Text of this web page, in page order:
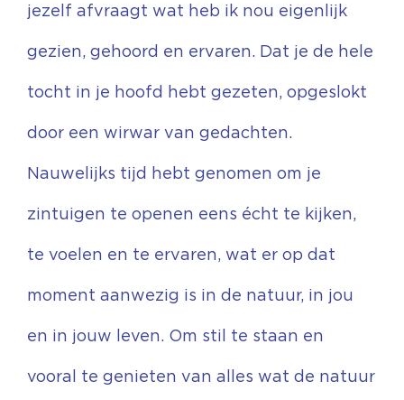
jezelf afvraagt wat heb ik nou eigenlijk
gezien, gehoord en ervaren. Dat je de hele
tocht in je hoofd hebt gezeten, opgeslokt
door een wirwar van gedachten.
Nauwelijks tijd hebt genomen om je
zintuigen te openen eens écht te kijken,
te voelen en te ervaren, wat er op dat
moment aanwezig is in de natuur, in jou
en in jouw leven. Om stil te staan en
vooral te genieten van alles wat de natuur